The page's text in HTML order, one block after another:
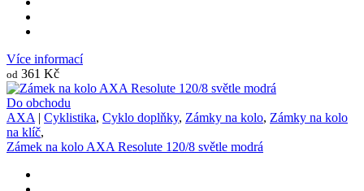
Více informací
od 361 Kč
Do obchodu
AXA| Cyklistika, Cyklo doplňky, Zámky na kolo, Zámky na kolo
na klíč,
Zámek na kolo AXA Resolute 120/8 světle modrá